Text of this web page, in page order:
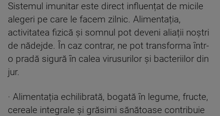
Sistemul imunitar este direct influențat de micile
alegeri pe care le facem zilnic. Alimentația,
activitatea fizică și somnul pot deveni aliații noștri
de nădejde. În caz contrar, ne pot transforma într-
o pradă sigură în calea virusurilor și bacteriilor din
jur.
· Alimentația echilibrată, bogată în legume, fructe,
cereale integrale și grăsimi sănătoase contribuie